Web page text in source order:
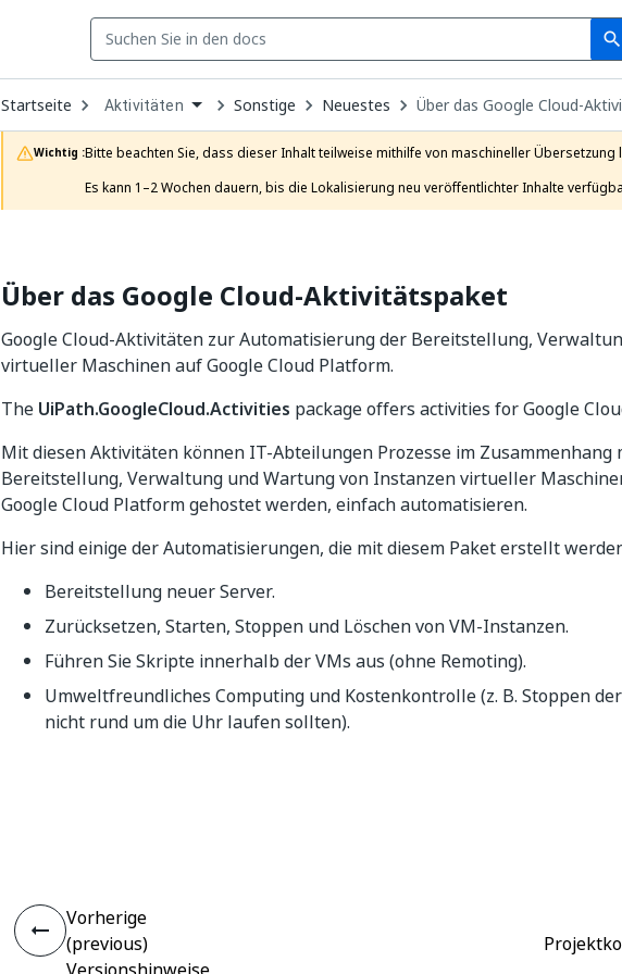
search
Startseite Open
Dropdown
to
choose
product
Aktivitäten Sonstige Neuestes Über das Google Cloud-
Wichtig :Bitte beachten Sie, dass dieser Inhalt teilweise mithilfe von maschineller Übersetzung
Es kann 1–2 Wochen dauern, bis die Lokalisierung neu veröffentlichter Inhalte
Über das Google Cloud-Aktivitätspaket
Google Cloud-Aktivitäten zur Automatisierung der Bereitstellung,
virtueller Maschinen auf Google Cloud Platform.
The UiPath.GoogleCloud.Activities package offers activities for Google
Mit diesen Aktivitäten können IT-Abteilungen Prozesse im Zusammenhang
Bereitstellung, Verwaltung und Wartung von Instanzen virtueller
Google Cloud Platform gehostet werden, einfach automatisieren.
Hier sind einige der Automatisierungen, die mit diesem Paket erstellt
Bereitstellung neuer Server.
Zurücksetzen, Starten, Stoppen und Löschen von VM-Instanzen.
Führen Sie Skripte innerhalb der VMs aus (ohne Remoting).
Umweltfreundliches Computing und Kostenkontrolle (z. B. Stoppen
nicht rund um die Uhr laufen sollten).
Vorherige
(previous)